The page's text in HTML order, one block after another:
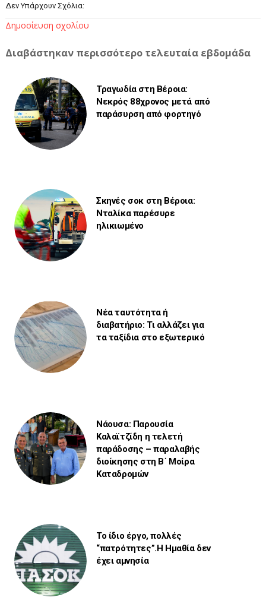
Δεν Υπάρχουν Σχόλια:
Δημοσίευση σχολίου
Διαβάστηκαν περισσότερο τελευταία εβδομάδα
Τραγωδία στη Βέροια:
Νεκρός 88χρονος μετά από
παράσυρση από φορτηγό
Σκηνές σοκ στη Βέροια:
Νταλίκα παρέσυρε
ηλικιωμένο
Νέα ταυτότητα ή
διαβατήριο: Τι αλλάζει για
τα ταξίδια στο εξωτερικό
Νάουσα: Παρουσία
Καλαϊτζίδη η τελετή
παράδοσης – παραλαβής
διοίκησης στη Β΄ Μοίρα
Καταδρομών
Το ίδιο έργο, πολλές
“πατρότητες”.Η Ημαθία δεν
έχει αμνησία